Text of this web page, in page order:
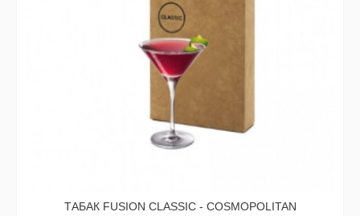
ТАБАК FUSION CLASSIC - COSMOPOLITAN